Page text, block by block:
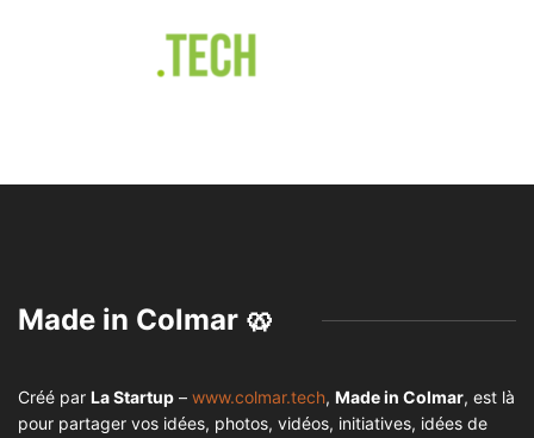
Made in Colmar 🥨
Créé par La Startup – www.colmar.tech, Made in Colmar, est là
pour partager vos idées, photos, vidéos, initiatives, idées de